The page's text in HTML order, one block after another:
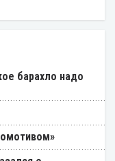
барахло надо